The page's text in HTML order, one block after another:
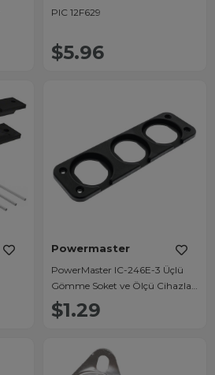
PIC 12F629
$5.96
Powermaster
PowerMaster IC-246E-3 Üçlü
Gömme Soket ve Ölçü Cihazları
İçin Montaj Yuvası (28mm Delik
Çapı)
$1.29